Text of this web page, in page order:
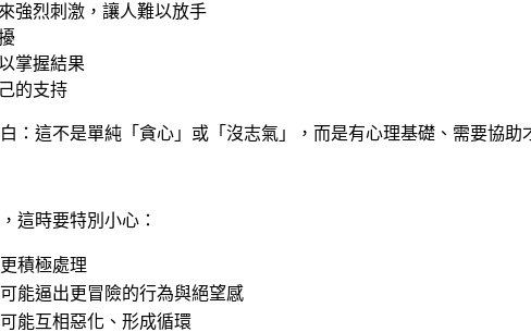
強烈刺激，讓人難以放手
掌握結果
的支持
：這不是單純「貪心」或「沒志氣」，而是有心理基礎、需要協助
這時要特別小心：
積極處理
能逼出更冒險的行為與絕望感
能互相惡化、形成循環